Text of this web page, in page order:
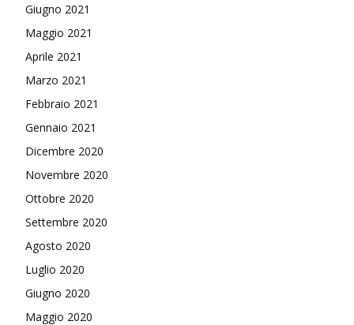
Giugno 2021
Maggio 2021
Aprile 2021
Marzo 2021
Febbraio 2021
Gennaio 2021
Dicembre 2020
Novembre 2020
Ottobre 2020
Settembre 2020
Agosto 2020
Luglio 2020
Giugno 2020
Maggio 2020